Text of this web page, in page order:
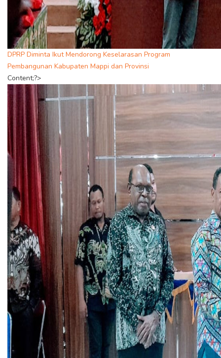
DPRP Diminta Ikut Mendorong Keselarasan Program
Pembangunan Kabupaten Mappi dan Provinsi
Content;?>